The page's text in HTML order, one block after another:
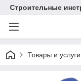
Строительные
Товары и услуги